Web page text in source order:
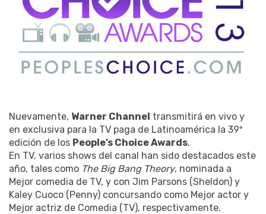
Nuevamente, Warner Channel transmitirá en vivo y
en exclusiva para la TV paga de Latinoamérica la 39º
edición de los People’s Choice Awards.
En TV, varios shows del canal han sido destacados este
año, tales como The Big Bang Theory, nominada a
Mejor comedia de TV, y con Jim Parsons (Sheldon) y
Kaley Cuoco (Penny) concursando como Mejor actor y
Mejor actriz de Comedia (TV), respectivamente.